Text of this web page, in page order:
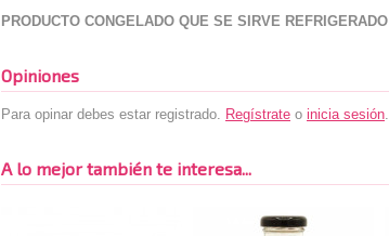
PRODUCTO CONGELADO QUE SE SIRVE REFRIGERADO
Opiniones
Para opinar debes estar registrado. Regístrate o inicia sesión.
A lo mejor también te interesa...